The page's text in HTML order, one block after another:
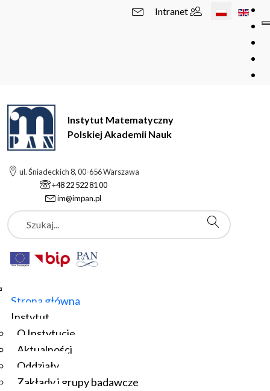
Wybierz swój
Intranet
Instytut Matematyczny
Polskiej Akademii Nauk
ul. Śniadeckich 8, 00-656 Warszawa
+48 22 522 81 00
im@impan.pl
Szukaj
Strona główna
Instytut
O Instytucie
Aktualności
Oddziały
Zakłady i grupy badawcze